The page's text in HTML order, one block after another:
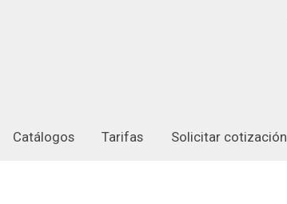
Catálogos Tarifas Solicitar